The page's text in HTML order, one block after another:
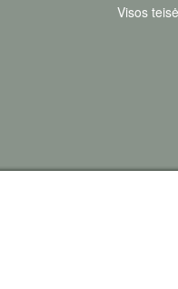
Visos